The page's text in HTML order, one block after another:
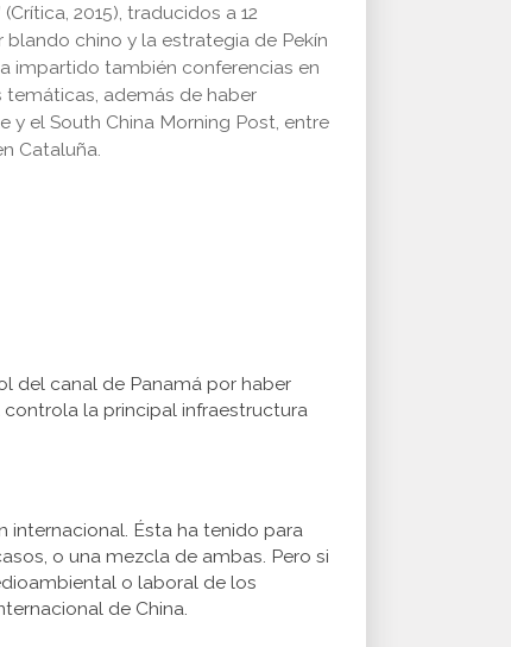
2015), traducidos a 12
chino y la estrategia de Pekín
impartido también conferencias en
además de haber
y el South China Morning Post, entre
Cataluña.
del canal de Panamá por haber
la principal infraestructura
internacional. Ésta ha tenido para
o una mezcla de ambas. Pero si
o laboral de los
de China.